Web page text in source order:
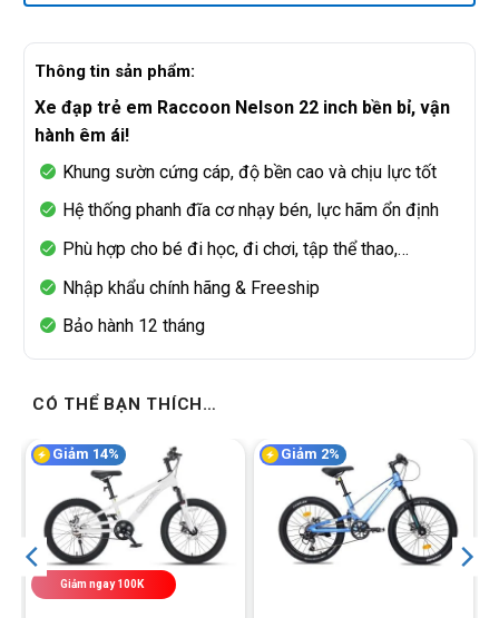
Thông tin sản phẩm:
Xe đạp trẻ em Raccoon Nelson 22 inch bền bỉ, vận
hành êm ái!
Khung sườn cứng cáp, độ bền cao và chịu lực tốt
Hệ thống phanh đĩa cơ nhạy bén, lực hãm ổn định
Phù hợp cho bé đi học, đi chơi, tập thể thao,…
Nhập khẩu chính hãng & Freeship
Bảo hành 12 tháng
CÓ THỂ BẠN THÍCH…
Giảm 14%
Giảm ngay 100K
Giảm 2%